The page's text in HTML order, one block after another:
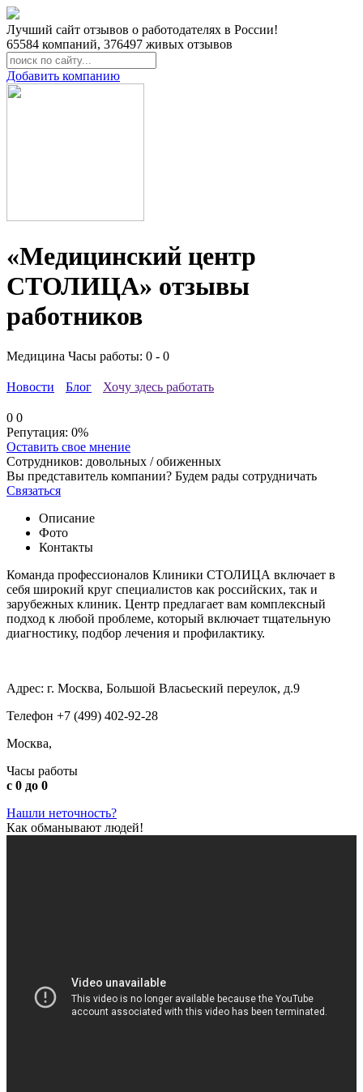
Лучший сайт отзывов о работодателях в России!
65584 компаний, 376497 живых отзывов
Добавить компанию
«Медицинский центр
СТОЛИЦА» отзывы
работников
Медицина Часы работы: 0 - 0
Новости Блог Хочу здесь работать
0 0
Репутация: 0%
Оставить свое мнение
Сотрудников: довольных /обиженных
Вы представитель компании? Будем рады сотрудничать
Связаться
Описание
Фото
Контакты
Команда профессионалов Клиники СТОЛИЦА включает в
себя широкий круг специалистов как российских, так и
зарубежных клиник. Центр предлагает вам комплексный
подход к любой проблеме, который включает тщательную
диагностику, подбор лечения и профилактику.
Адрес: г. Москва, Большой Власьеский переулок, д.9
Телефон +7 (499) 402-92-28
Москва,
Часы работы
с 0 до 0
Нашли неточность?
Как обманывают людей!